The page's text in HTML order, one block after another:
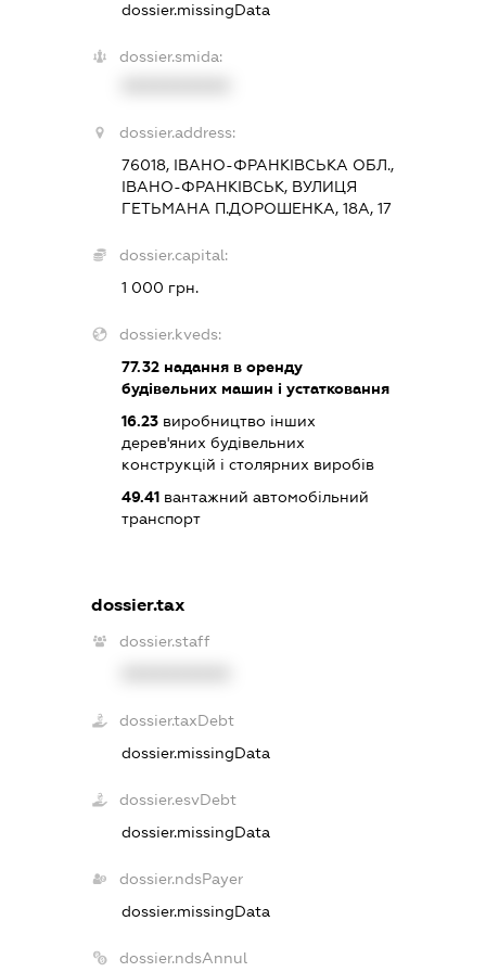
dossier.missingData
dossier.smida:
dossier.address:
76018, ІВАНО-ФРАНКІВСЬКА ОБЛ.,
ІВАНО-ФРАНКІВСЬК, ВУЛИЦЯ
ГЕТЬМАНА П.ДОРОШЕНКА, 18А, 17
dossier.capital:
1 000 грн.
dossier.kveds:
77.32надання в оренду
будівельних машин і устатковання
16.23виробництво інших
дерев'яних будівельних
конструкцій і столярних виробів
49.41вантажний автомобільний
транспорт
dossier.tax
dossier.staff
dossier.taxDebt
dossier.missingData
dossier.esvDebt
dossier.missingData
dossier.ndsPayer
dossier.missingData
dossier.ndsAnnul